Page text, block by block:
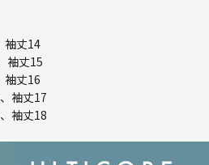
袖丈14
袖丈15
袖丈16
袖丈17
袖丈18